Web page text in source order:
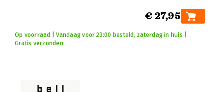
€ 27,95
Op voorraad | Vandaag voor 23:00 besteld, zaterdag in huis |
Gratis verzonden